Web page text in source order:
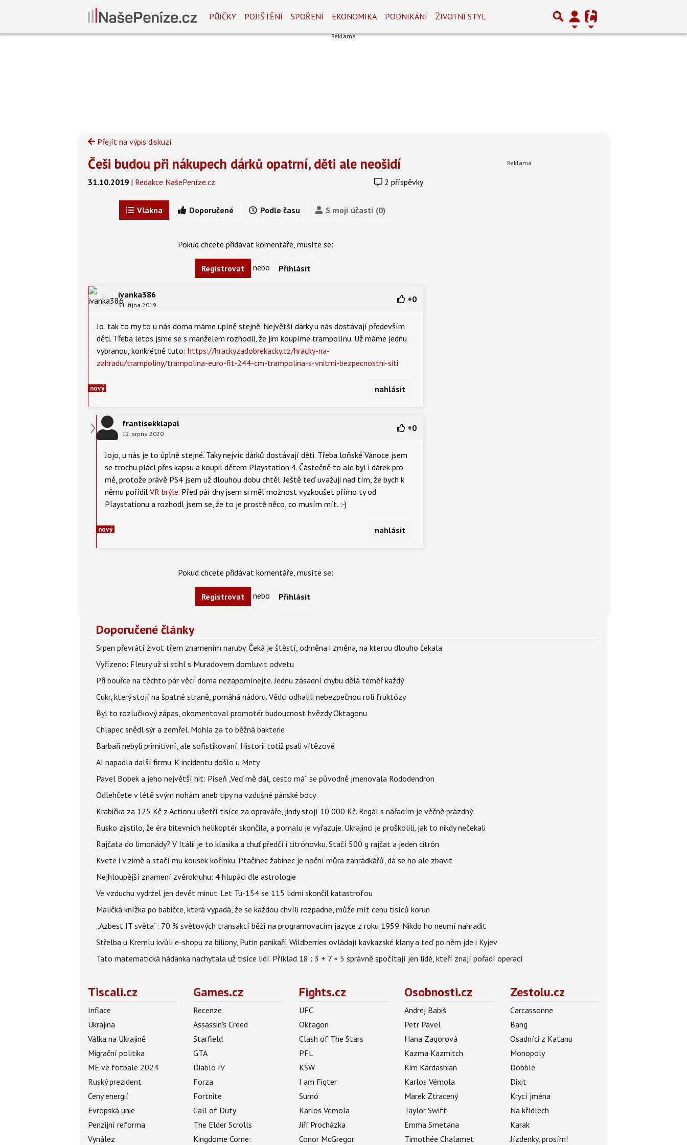
PŮJČKY POJIŠTĚNÍ SPOŘENÍ EKONOMIKA PODNIKÁNÍ ŽIVOTNÍ STYL
Přejít na výpis diskuzí
Češi budou při nákupech dárků opatrní, děti ale neošidí
31.10.2019 | Redakce NašePeníze.cz 2 příspěvky
Vlákna Doporučené Podle času S mojí účastí (0)
Pokud chcete přidávat komentáře, musíte se:
Registrovat nebo Přihlásit
ivanka386
31. října 2019
+0
Jo, tak to my to u nás doma máme úplně stejně. Největší dárky u nás dostávají především
děti. Třeba letos jsme se s manželem rozhodli, že jim koupíme trampolínu. Už máme jednu
vybranou, konkrétně tuto: https://hrackyzadobrekacky.cz/hracky-na-
zahradu/trampoliny/trampolina-euro-fit-244-cm-trampolina-s-vnitrni-bezpecnostni-siti
nový nahlásit
frantisekklapal
12. srpna 2020
+0
Jojo, u nás je to úplně stejné. Taky nejvíc dárků dostávají děti. Třeba loňské Vánoce jsem
se trochu plácl přes kapsu a koupil dětem Playstation 4. Částečně to ale byl i dárek pro
mě, protože právě PS4 jsem už dlouhou dobu chtěl. Ještě teď uvažuji nad tím, že bych k
němu pořídil VR brýle. Před pár dny jsem si měl možnost vyzkoušet přímo ty od
Playstationu a rozhodl jsem se, že to je prostě něco, co musím mít. :-)
nový nahlásit
Pokud chcete přidávat komentáře, musíte se:
Registrovat nebo Přihlásit
Doporučené články
Srpen převrátí život třem znamením naruby. Čeká je štěstí, odměna i změna, na kterou dlouho čekala
Vyřízeno: Fleury už si stihl s Muradovem domluvit odvetu
Při bouřce na těchto pár věcí doma nezapomínejte. Jednu zásadní chybu dělá téměř každý
Cukr, který stojí na špatné straně, pomáhá nádoru. Vědci odhalili nebezpečnou roli fruktózy
Byl to rozlučkový zápas, okomentoval promotér budoucnost hvězdy Oktagonu
Chlapec snědl sýr a zemřel. Mohla za to běžná bakterie
Barbaři nebyli primitivní, ale sofistikovaní. Historii totiž psali vítězové
AI napadla další firmu. K incidentu došlo u Mety
Pavel Bobek a jeho největší hit: Píseň „Veď mě dál, cesto má“ se původně jmenovala Rododendron
Odlehčete v létě svým nohám aneb tipy na vzdušné pánské boty
Krabička za 125 Kč z Actionu ušetří tisíce za opraváře, jindy stojí 10 000 Kč. Regál s nářadím je věčně prázdný
Rusko zjistilo, že éra bitevních helikoptér skončila, a pomalu je vyřazuje. Ukrajinci je proškolili, jak to nikdy nečekali
Rajčata do limonády? V Itálii je to klasika a chuť předčí i citrónovku. Stačí 500 g rajčat a jeden citrón
Kvete i v zimě a stačí mu kousek kořínku. Ptačinec žabinec je noční můra zahrádkářů, dá se ho ale zbavit
Nejhloupější znamení zvěrokruhu: 4 hlupáci dle astrologie
Ve vzduchu vydržel jen devět minut. Let Tu-154 se 115 lidmi skončil katastrofou
Maličká knížka po babičce, která vypadá, že se každou chvíli rozpadne, může mít cenu tisíců korun
„Azbest IT světa“: 70 % světových transakcí běží na programovacím jazyce z roku 1959. Nikdo ho neumí nahradit
Střelba u Kremlu kvůli e-shopu za biliony, Putin panikaří. Wildberries ovládají kavkazské klany a teď po něm jde i Kyjev
Tato matematická hádanka nachytala už tisíce lidí. Příklad 18 : 3 + 7 × 5 správně spočítají jen lidé, kteří znají pořadí operací
Tiscali.cz
Inflace
Ukrajina
Válka na Ukrajině
Migrační politika
ME ve fotbale 2024
Ruský prezident
Ceny energií
Evropská unie
Penzijní reforma
Vynález
Games.cz
Recenze
Assassin's Creed
Starfield
GTA
Diablo IV
Forza
Fortnite
Call of Duty
The Elder Scrolls
Kingdome Come:
Fights.cz
UFC
Oktagon
Clash of The Stars
PFL
KSW
I am Figter
Sumó
Karlos Vémola
Jiří Procházka
Conor McGregor
Osobnosti.cz
Andrej Babiš
Petr Pavel
Hana Zagorová
Kazma Kazmitch
Kim Kardashian
Karlos Vémola
Marek Ztracený
Taylor Swift
Emma Smetana
Timothée Chalamet
Zestolu.cz
Carcassonne
Bang
Osadníci z Katanu
Monopoly
Dobble
Dixit
Krycí jména
Na křídlech
Karak
Jízdenky, prosím!